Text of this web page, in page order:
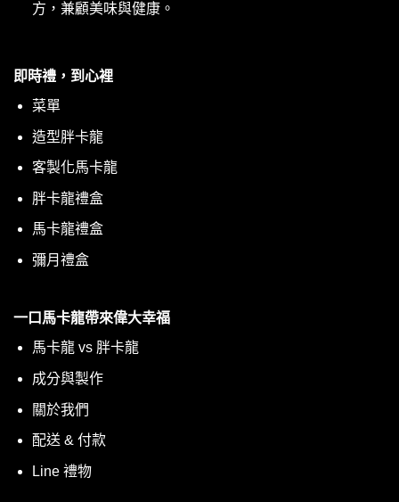
即時禮，到心裡
菜單
造型胖卡龍
客製化馬卡龍
胖卡龍禮盒
馬卡龍禮盒
彌月禮盒
一口馬卡龍帶來偉大幸福
馬卡龍 vs 胖卡龍
成分與製作
關於我們
配送 & 付款
Line 禮物
方，兼顧美味與健康。